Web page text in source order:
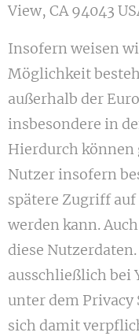
View, CA 94043
Insofern weisen
Möglichkeit
außerhalb der
insbesondere in
Hierdurch können
Nutzer insofern
spätere Zugriff
werden kann.
diese
ausschließlich bei
unter dem
sich damit